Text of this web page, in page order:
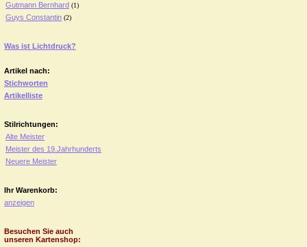
Gutmann Bernhard (1)
Guys Constantin (2)
Was ist Lichtdruck?
Artikel nach:
Stichworten
Artikelliste
Stilrichtungen:
Alte Meister
Meister des 19.Jahrhunderts
Neuere Meister
Ihr Warenkorb:
anzeigen
Besuchen Sie auch
unseren Kartenshop: